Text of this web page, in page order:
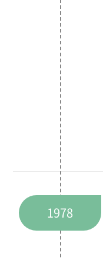
1978